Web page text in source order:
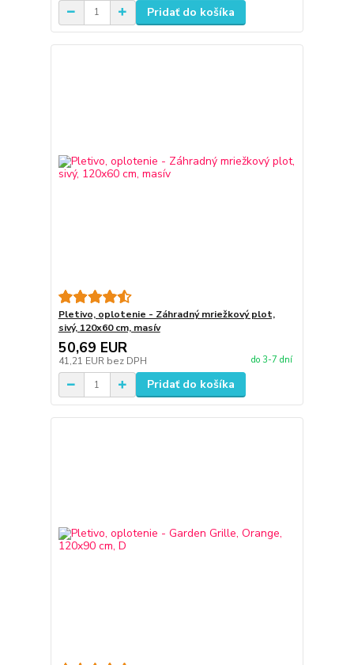
Pridať do košíka
Pletivo, oplotenie - Záhradný mriežkový plot,
sivý, 120x60 cm, masív
50,69 EUR
41,21 EUR bez DPH do 3-7 dní
Pridať do košíka